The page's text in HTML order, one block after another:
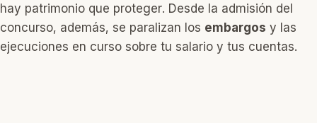
hay patrimonio que proteger. Desde la admisión del
concurso, además, se paralizan los embargos y las
ejecuciones en curso sobre tu salario y tus cuentas.